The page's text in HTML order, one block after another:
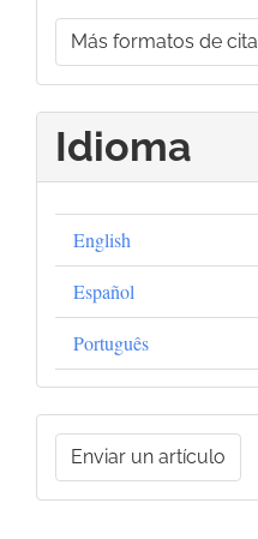
Más formatos de cita
Idioma
English
Español
Português
Enviar
unEnviar un artículo